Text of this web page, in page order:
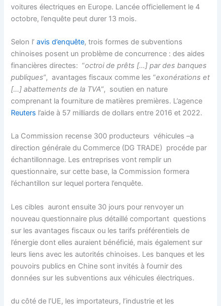
voitures électriques en Europe. Lancée officiellement le 4
octobre, l’enquête peut durer 13 mois.
Selon l’avis d’enquête, trois formes de subventions
chinoises posent un problème de concurrence : des aides
financières directes: “octroi de prêts […] par des banques
publiques”, avantages fiscaux comme les “exonérations et
[…] abattements de la TVA”, soutien en nature
comprenant la fourniture de matières premières. L’agence
Reuters l’aide à 57 milliards de dollars entre 2016 et 2022.
La Commission recense 300 producteurs véhicules –a
direction générale du Commerce (DG TRADE) procéde par
échantillonnage. Les entreprises vont remplir un
questionnaire, sur cette base, la Commission formera
l’échantillon sur lequel portera l’enquête.
Les cibles auront ensuite 30 jours pour renvoyer un
nouveau questionnaire plus détaillé comportant questions
sur les avantages fiscaux ou les tarifs préférentiels de
l’énergie dont elles auraient bénéficié, mais également sur
leurs liens avec les autorités chinoises. Les banques et les
pouvoirs publics en Chine sont invités à fournir des
données sur les subventions aux véhicules électriques.
du côté de l’UE, les importateurs, l’industrie et les